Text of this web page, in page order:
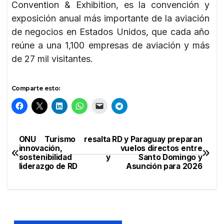
Convention & Exhibition, es la convención y
exposición anual más importante de la aviación
de negocios en Estados Unidos, que cada año
reúne a una 1,100 empresas de aviación y más
de 27 mil visitantes.
Comparte esto:
Navegación
de
RD y Paraguay preparan
vuelos directos entre
Santo Domingo y
Asunción para 2026
ONU Turismo resalta
innovación,
sostenibilidad y
liderazgo de RD